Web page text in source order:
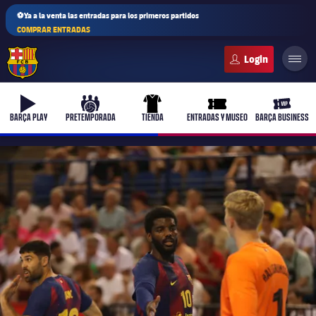
⚽Ya a la venta las entradas para los primeros partidos
COMPRAR ENTRADAS
b-play
BARÇA PLAY
culers-ball
PRETEMPORADA
uniform
TIENDA
ticket-full
ENTRADAS Y MUSEO
ticket-
BARÇA BUSINESS